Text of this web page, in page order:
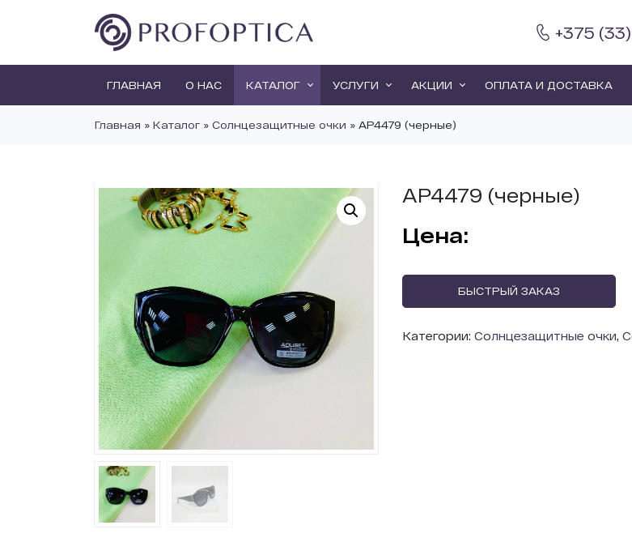
+375
ГЛАВНАЯ О НАС КАТАЛОГ УСЛУГИ АКЦИИ ОПЛАТА И ДОСТАВКА
Главная » Каталог » Солнцезащитные очки » AP4479 (черные)
AP4479 (черные)
БЫСТРЫЙ ЗАКАЗ
Категории: Солнцезащитные очки,